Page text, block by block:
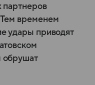
партнеров
временем
удары приводят
обрушат